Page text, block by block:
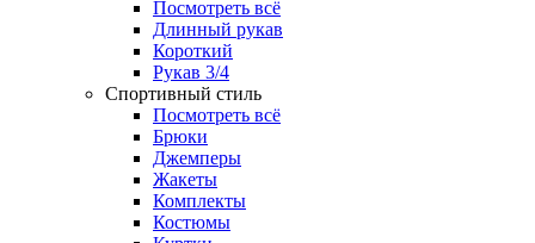
Посмотреть всё
Длинный рукав
Короткий
Рукав 3/4
Спортивный стиль
Посмотреть всё
Брюки
Джемперы
Жакеты
Комплекты
Костюмы